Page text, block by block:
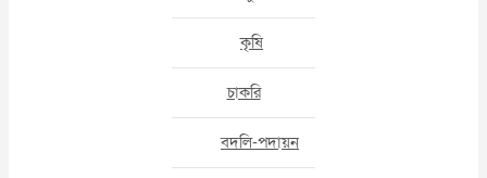
কৃষি
চাকরি
বদলি-পদায়ন